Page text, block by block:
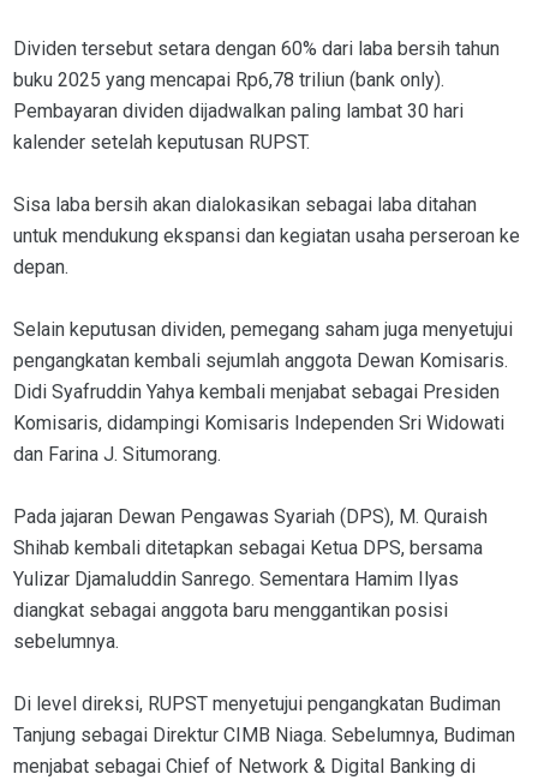
Dividen tersebut setara dengan 60% dari laba bersih tahun
buku 2025 yang mencapai Rp6,78 triliun (bank only).
Pembayaran dividen dijadwalkan paling lambat 30 hari
kalender setelah keputusan RUPST.
Sisa laba bersih akan dialokasikan sebagai laba ditahan
untuk mendukung ekspansi dan kegiatan usaha perseroan ke
depan.
Selain keputusan dividen, pemegang saham juga menyetujui
pengangkatan kembali sejumlah anggota Dewan Komisaris.
Didi Syafruddin Yahya kembali menjabat sebagai Presiden
Komisaris, didampingi Komisaris Independen Sri Widowati
dan Farina J. Situmorang.
Pada jajaran Dewan Pengawas Syariah (DPS), M. Quraish
Shihab kembali ditetapkan sebagai Ketua DPS, bersama
Yulizar Djamaluddin Sanrego. Sementara Hamim Ilyas
diangkat sebagai anggota baru menggantikan posisi
sebelumnya.
Di level direksi, RUPST menyetujui pengangkatan Budiman
Tanjung sebagai Direktur CIMB Niaga. Sebelumnya, Budiman
menjabat sebagai Chief of Network & Digital Banking di